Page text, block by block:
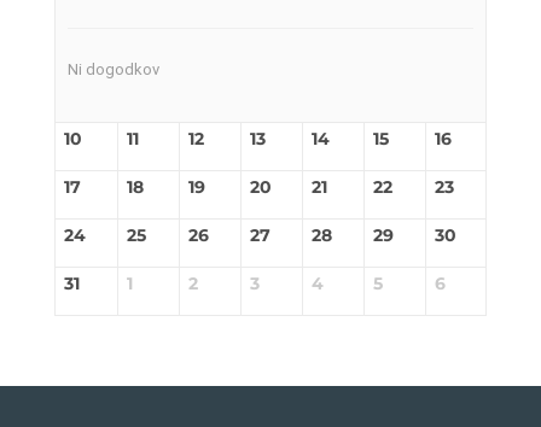
Ni dogodkov
10 11 12 13 14 15 16
17 18 19 20 21 22 23
24 25 26 27 28 29 30
31 1 2 3 4 5 6